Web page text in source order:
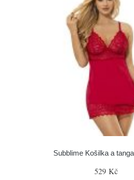
Subblime Košilka a
529 Kč